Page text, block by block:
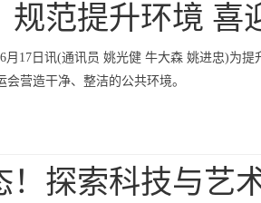
规范提升环境 喜
月17日讯(通讯员 姚光健 牛大森 姚进忠)为
营造干净、整洁的公共环境。
！探索科技与艺